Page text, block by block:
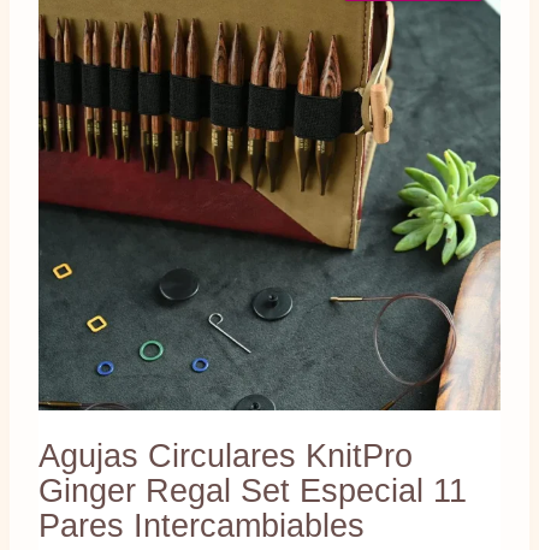
Agujas Circulares KnitPro
Ginger Regal Set Especial 11
Pares Intercambiables